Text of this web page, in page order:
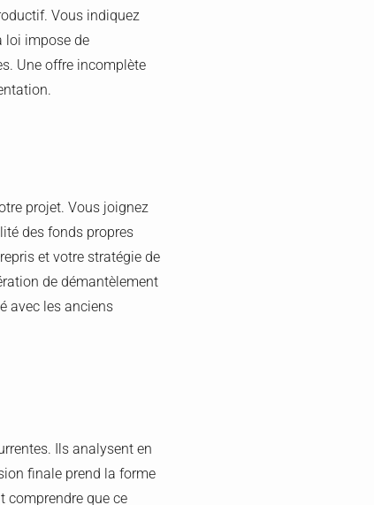
Vous indiquez
loi impose de
Une offre incomplète
projet. Vous joignez
des fonds propres
et votre stratégie de
de démantèlement
avec les anciens
Ils analysent en
finale prend la forme
comprendre que ce